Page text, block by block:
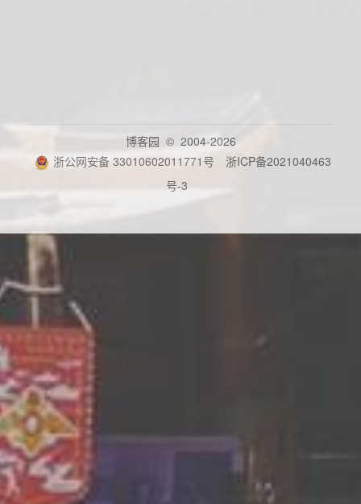
博客园 © 2004-2026
浙公网安备 33010602011771号
浙ICP备2021040463
号-3